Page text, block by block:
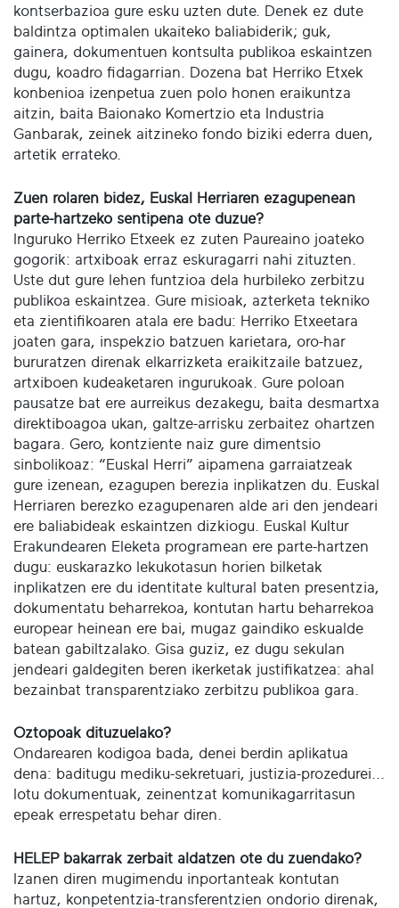
kontserbazioa gure esku uzten dute. Denek ez dute
baldintza optimalen ukaiteko baliabiderik; guk,
gainera, dokumentuen kontsulta publikoa eskaintzen
dugu, koadro fidagarrian. Dozena bat Herriko Etxek
konbenioa izenpetua zuen polo honen eraikuntza
aitzin, baita Baionako Komertzio eta Industria
Ganbarak, zeinek aitzineko fondo biziki ederra duen,
artetik errateko.
Zuen rolaren bidez, Euskal Herriaren ezagupenean
parte-hartzeko sentipena ote duzue?
Inguruko Herriko Etxeek ez zuten Paureaino joateko
gogorik: artxiboak erraz eskuragarri nahi zituzten.
Uste dut gure lehen funtzioa dela hurbileko zerbitzu
publikoa eskaintzea. Gure misioak, azterketa tekniko
eta zientifikoaren atala ere badu: Herriko Etxeetara
joaten gara, inspekzio batzuen karietara, oro-har
bururatzen direnak elkarrizketa eraikitzaile batzuez,
artxiboen kudeaketaren ingurukoak. Gure poloan
pausatze bat ere aurreikus dezakegu, baita desmartxa
direktiboagoa ukan, galtze-arrisku zerbaitez ohartzen
bagara. Gero, kontziente naiz gure dimentsio
sinbolikoaz: “Euskal Herri” aipamena garraiatzeak
gure izenean, ezagupen berezia inplikatzen du. Euskal
Herriaren berezko ezagupenaren alde ari den jendeari
ere baliabideak eskaintzen dizkiogu. Euskal Kultur
Erakundearen Eleketa programean ere parte-hartzen
dugu: euskarazko lekukotasun horien bilketak
inplikatzen ere du identitate kultural baten presentzia,
dokumentatu beharrekoa, kontutan hartu beharrekoa
europear heinean ere bai, mugaz gaindiko eskualde
batean gabiltzalako. Gisa guziz, ez dugu sekulan
jendeari galdegiten beren ikerketak justifikatzea: ahal
bezainbat transparentziako zerbitzu publikoa gara.
Oztopoak dituzuelako?
Ondarearen kodigoa bada, denei berdin aplikatua
dena: baditugu mediku-sekretuari, justizia-prozedurei...
lotu dokumentuak, zeinentzat komunikagarritasun
epeak errespetatu behar diren.
HELEP bakarrak zerbait aldatzen ote du zuendako?
Izanen diren mugimendu inportanteak kontutan
hartuz, konpetentzia-transferentzien ondorio direnak,